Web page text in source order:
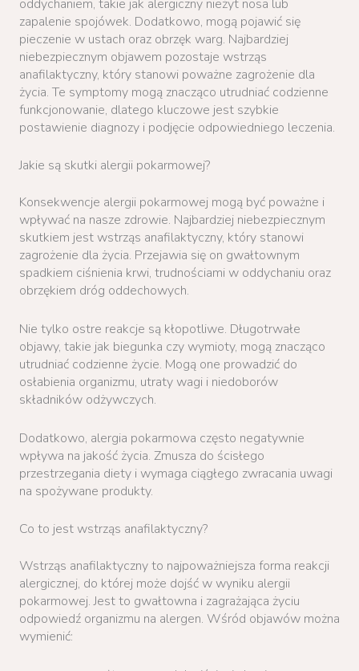
oddychaniem, takie jak alergiczny nieżyt nosa lub
zapalenie spojówek. Dodatkowo, mogą pojawić się
pieczenie w ustach oraz obrzęk warg. Najbardziej
niebezpiecznym objawem pozostaje wstrząs
anafilaktyczny, który stanowi poważne zagrożenie dla
życia. Te symptomy mogą znacząco utrudniać codzienne
funkcjonowanie, dlatego kluczowe jest szybkie
postawienie diagnozy i podjęcie odpowiedniego leczenia.
Jakie są skutki alergii pokarmowej?
Konsekwencje alergii pokarmowej mogą być poważne i
wpływać na nasze zdrowie. Najbardziej niebezpiecznym
skutkiem jest wstrząs anafilaktyczny, który stanowi
zagrożenie dla życia. Przejawia się on gwałtownym
spadkiem ciśnienia krwi, trudnościami w oddychaniu oraz
obrzękiem dróg oddechowych.
Nie tylko ostre reakcje są kłopotliwe. Długotrwałe
objawy, takie jak biegunka czy wymioty, mogą znacząco
utrudniać codzienne życie. Mogą one prowadzić do
osłabienia organizmu, utraty wagi i niedoborów
składników odżywczych.
Dodatkowo, alergia pokarmowa często negatywnie
wpływa na jakość życia. Zmusza do ścisłego
przestrzegania diety i wymaga ciągłego zwracania uwagi
na spożywane produkty.
Co to jest wstrząs anafilaktyczny?
Wstrząs anafilaktyczny to najpoważniejsza forma reakcji
alergicznej, do której może dojść w wyniku alergii
pokarmowej. Jest to gwałtowna i zagrażająca życiu
odpowiedź organizmu na alergen. Wśród objawów można
wymienić: